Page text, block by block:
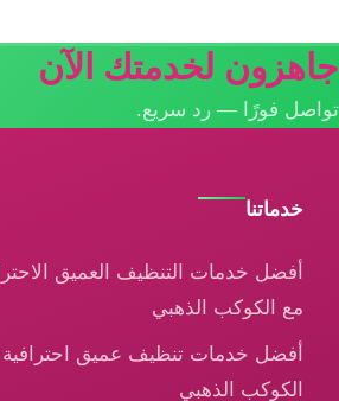
جاهزون لخدمتك الآن
تواصل فورًا — رد سريع.
خدماتنا
أفضل خدمات التنظيف العميق
مع الكوكب الذهبي
أفضل خدمات تنظيف عميق احترافية
الكوكب الذهبي